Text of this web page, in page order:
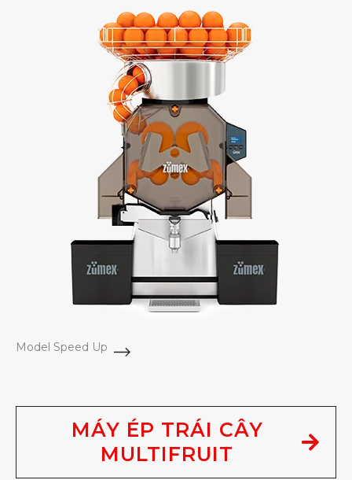
Model Speed Up
MÁY ÉP TRÁI CÂY
MULTIFRUIT